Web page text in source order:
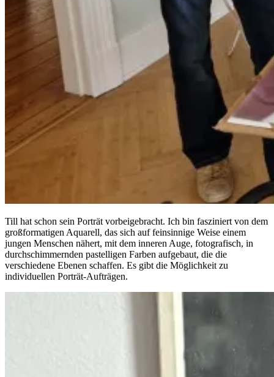
Till hat schon sein Porträt vorbeigebracht. Ich bin fasziniert von dem
großformatigen Aquarell, das sich auf feinsinnige Weise einem
jungen Menschen nähert, mit dem inneren Auge, fotografisch, in
durchschimmernden pastelligen Farben aufgebaut, die die
verschiedene Ebenen schaffen. Es gibt die Möglichkeit zu
individuellen Porträt-Aufträgen.